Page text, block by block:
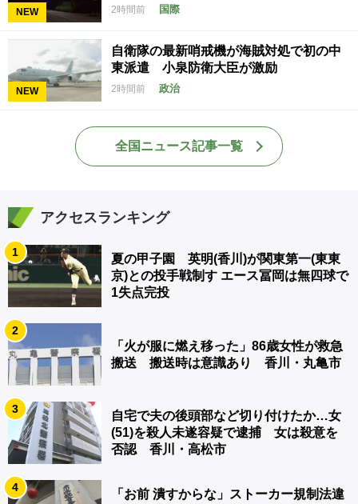
NEW 2時間前 国際
NEW
自衛隊の最新哨戒機が海賊対処で初の中
東派遣 小泉防衛大臣が激励
2時間前 政治
全国ニュース記事一覧
アクセスランキング
1
夏の甲子園 英明(香川)が関東第一(東東
京)との投手戦制す エース冨岡は無四球で
1失点完投
2
「火が服に燃え移った」86歳女性が救急
搬送 搬送時は意識あり 香川・丸亀市
3
自宅で夫の後頭部など切り付けたか…女
(51)を殺人未遂容疑で逮捕 女は殺意を
否認 香川・高松市
4
「お前 潰すからな」ストーカー規制法違